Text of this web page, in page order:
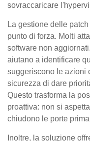
sovraccaricare
La gestione delle
punto di forza. Molti
software non
aiutano a identificare
suggeriscono le azioni
sicurezza di dare
Questo trasforma la
proattiva: non si
chiudono le porte
Inoltre, la soluzione